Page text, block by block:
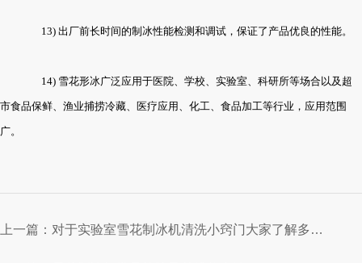
13) 出厂前长时间的制冰性能检测和调试，保证了产品优良的性能。
14) 雪花形冰广泛应用于医院、学校、实验室、科研所等场合以及超
市食品保鲜、渔业捕捞冷藏、医疗应用、化工、食品加工等行业，应用范围
广。
上一篇： 对于实验室雪花制冰机清洗小窍门大家了解多少呢？